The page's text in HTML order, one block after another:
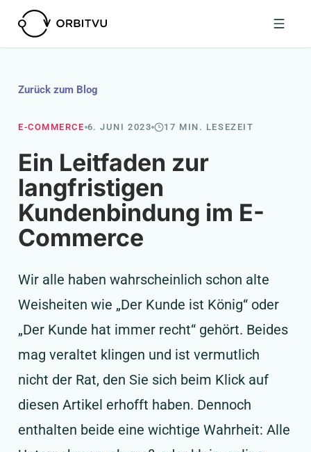
Zurück zum Blog
E-COMMERCE 6. JUNI 2023 17 MIN. LESEZEIT
Ein Leitfaden zur
langfristigen
Kundenbindung im E-
Commerce
Wir alle haben wahrscheinlich schon alte
Weisheiten wie „Der Kunde ist König“ oder
„Der Kunde hat immer recht“ gehört. Beides
mag veraltet klingen und ist vermutlich
nicht der Rat, den Sie sich beim Klick auf
diesen Artikel erhofft haben. Dennoch
enthalten beide eine wichtige Wahrheit: Alle